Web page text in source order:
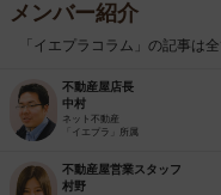
メンバー紹介
「イエプラコラム」の記事は
不動産屋店長
中村
ネット不動産
「イエプラ」所属
不動産屋営業スタッフ
村野